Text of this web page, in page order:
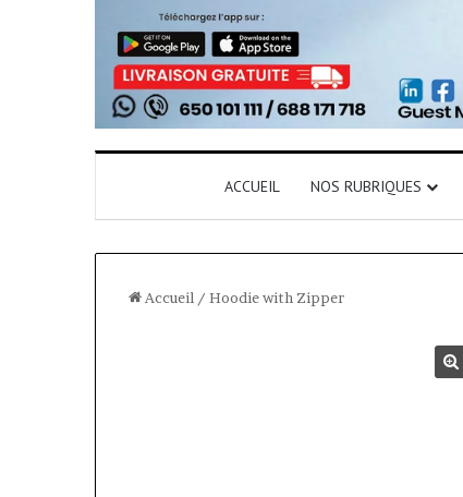
ACCUEIL NOS RUBRIQUES
Accueil / Hoodie with Zipper